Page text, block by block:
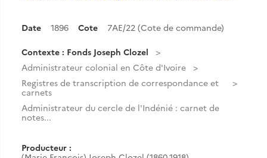
Date 1896 Cote 7AE/22 (Cote de commande)
Contexte : Fonds Joseph Clozel
Administrateur colonial en Côte d'Ivoire
Registres de transcription de correspondance et
carnets
Administrateur du cercle de l'Indénié : carnet de
notes...
Producteur :